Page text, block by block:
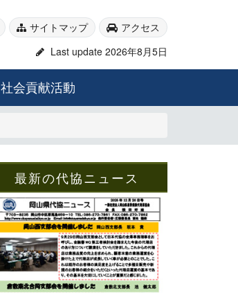
サイトマップ
アクセス
Last update 2026年8月5日
社会貢献活動
最新の代協ニュース